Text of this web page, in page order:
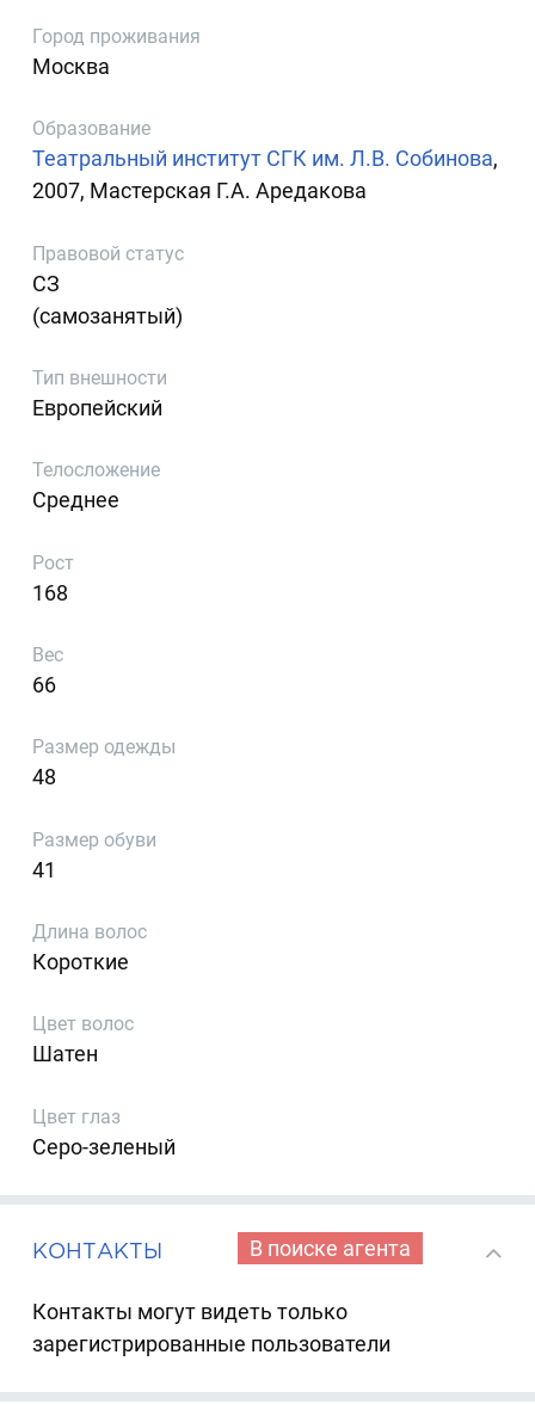
Город проживания
Москва
Образование
Театральный институт СГК им. Л.В. Собинова,
2007, Мастерская Г.А. Аредакова
Правовой статус
СЗ
(самозанятый)
Тип внешности
Европейский
Телосложение
Среднее
Рост
168
Вес
66
Размер одежды
48
Размер обуви
41
Длина волос
Короткие
Цвет волос
Шатен
Цвет глаз
Серо-зеленый
КОНТАКТЫ В поиске агента
Контакты могут видеть только
зарегистрированные пользователи